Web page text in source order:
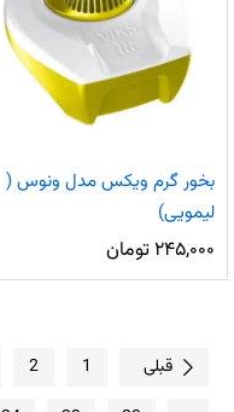
بخور گرم ویکس مدل ونوس (
لیمویی)
۲۴۵,۰۰۰ تومان
قبلی 1
2